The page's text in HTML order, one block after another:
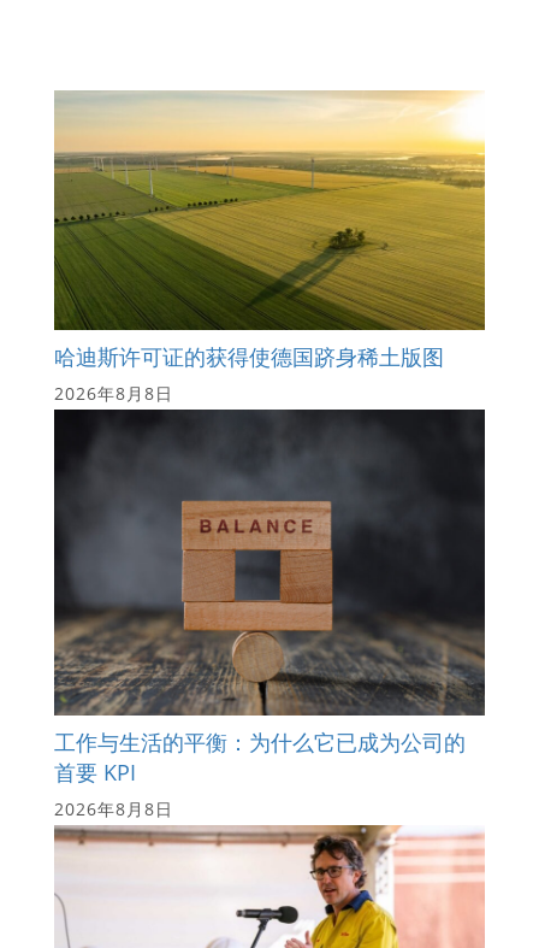
哈迪斯许可证的获得使德国跻身稀土版图
2026年8月8日
工作与生活的平衡：为什么它已成为公司的
首要 KPI
2026年8月8日